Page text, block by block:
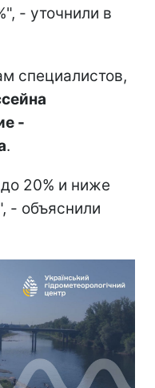
- уточнили в
специалистов,
-
.
20% и ниже
- объяснили